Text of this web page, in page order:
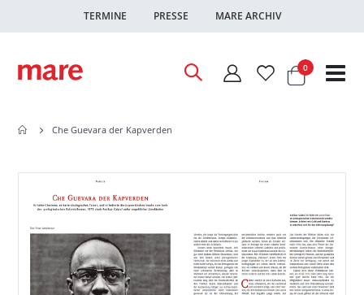
TERMINE PRESSE MARE ARCHIV
Warenkorb
0Artikel
Che Guevara der Kapverden
Ende
Bildgalerie
springen
Anfang
Bildgalerie
springen